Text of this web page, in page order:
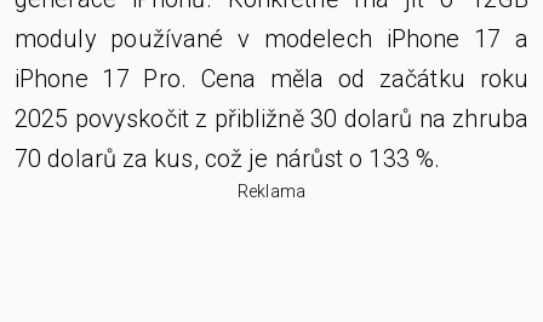
moduly používané v modelech iPhone 17 a
iPhone 17 Pro. Cena měla od začátku roku
2025 povyskočit z přibližně 30 dolarů na zhruba
70 dolarů za kus, což je nárůst o 133 %.
Reklama